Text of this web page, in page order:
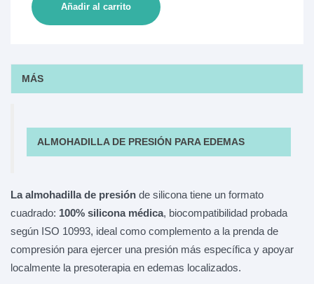
Añadir al carrito
MÁS
ALMOHADILLA DE PRESIÓN PARA EDEMAS
La almohadilla de presión de silicona tiene un formato
cuadrado: 100% silicona médica, biocompatibilidad probada
según ISO 10993, ideal como complemento a la prenda de
compresión para ejercer una presión más específica y apoyar
localmente la presoterapia en edemas localizados.